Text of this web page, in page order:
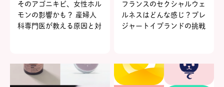
そのアゴニキビ、女性ホル
モンの影響かも？ 産婦人
科専門医が教える原因と対
フランスのセクシャルウェ
ルネスはどんな感じ？プレ
ジャートイブランドの挑戦